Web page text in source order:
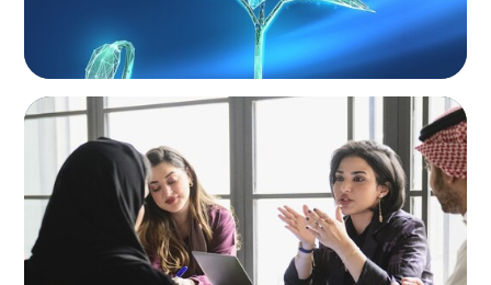
ARTICLES & PAPERS
Recruiting Centralized Leadership for a
Diversified Family Conglomerate